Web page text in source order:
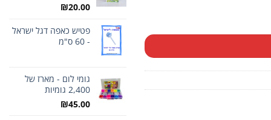
₪20.00
פטיש כאפה דגל ישראל
- 60 ס"מ
גומי לום - מארז של
2,400 גומיות
₪45.00